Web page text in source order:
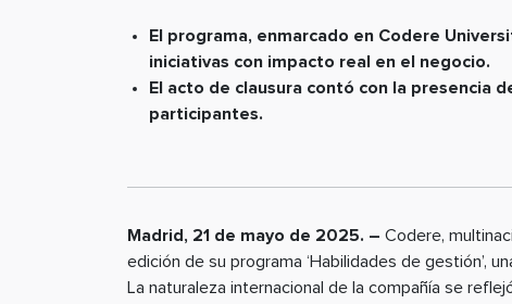
El programa, enmarcado en Codere
iniciativas con impacto real en el negocio.
El acto de clausura contó con la presencia
participantes.
Madrid, 21 de mayo de 2025. – Codere,
edición de su programa ‘Habilidades de gestión’,
La naturaleza internacional de la compañía se